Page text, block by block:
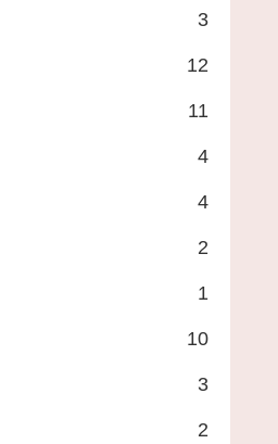
3
12
11
4
4
2
1
10
3
2